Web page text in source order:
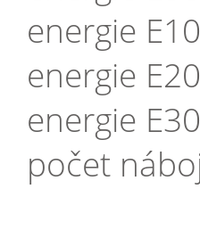
energie
energie
energie
počet